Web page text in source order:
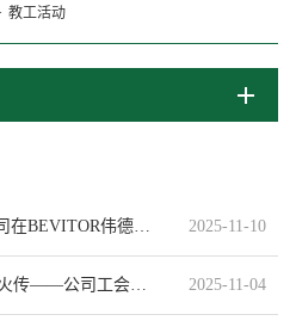
教工活动
“羽”你同行，凝心聚力——公司在BEVITOR伟德第六届教职工羽毛球赛喜创佳绩 2025-11-10
师者心系山水间，生态理念薪火传——公司工会和科普中心联合举办自然科考行 2025-11-04